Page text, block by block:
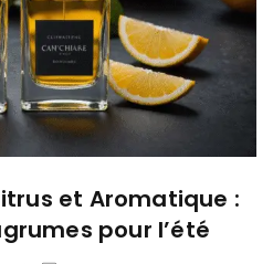
et Aromatique :
pour l’été